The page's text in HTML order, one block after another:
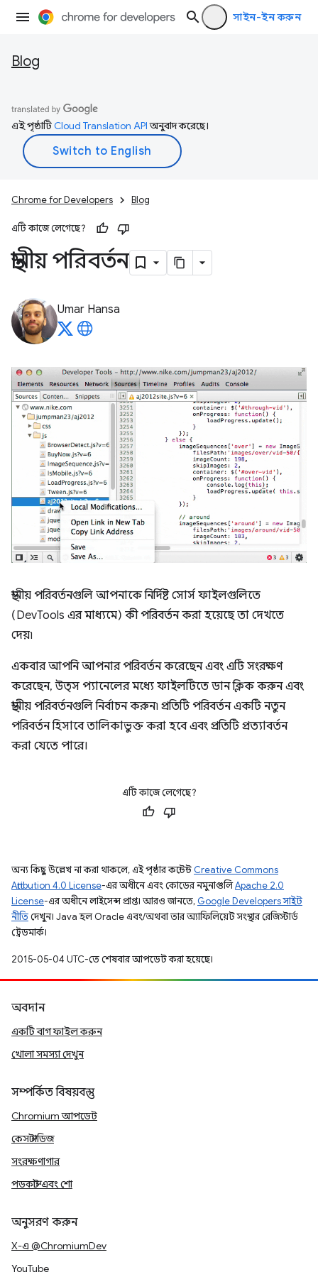
সাইন-ইন করুন
Blog
এই পৃষ্ঠাটিCloud Translation APIঅনুবাদ করেছে।
Chrome for Developers Blog
এটি কাজে লেগেছে?
স্থানীয় পরিবর্তন
Umar Hansa
স্থানীয় পরিবর্তনগুলি আপনাকে নির্দিষ্ট সোর্স ফাইলগুলিতে
(DevTools এর মাধ্যমে) কী পরিবর্তন করা হয়েছে তা দেখতে
দেয়৷
একবার আপনি আপনার পরিবর্তন করেছেন এবং এটি সংরক্ষণ
করেছেন, উত্স প্যানেলের মধ্যে ফাইলটিতে ডান ক্লিক করুন এবং
স্থানীয় পরিবর্তনগুলি নির্বাচন করুন৷ প্রতিটি পরিবর্তন একটি নতুন
পরিবর্তন হিসাবে তালিকাভুক্ত করা হবে এবং প্রতিটি প্রত্যাবর্তন
করা যেতে পারে।
এটি কাজে লেগেছে?
অন্য কিছু উল্লেখ না করা থাকলে, এই পৃষ্ঠার কন্টেন্ট Creative Commons
Attribution 4.0 License-এর অধীনে এবং কোডের নমুনাগুলিApache 2.0
License-এর অধীনে লাইসেন্স প্রাপ্ত। আরও জানতে, Google Developers সাইট
নীতিদেখুন। Java হল Oracle এবং/অথবা তার অ্যাফিলিয়েট সংস্থার রেজিস্টার্ড
ট্রেডমার্ক।
2015-05-04 UTC-তে শেষবার আপডেট করা হয়েছে।
অবদান
একটি বাগ ফাইল করুন
খোলা সমস্যা দেখুন
সম্পর্কিত বিষয়বস্তু
Chromium আপডেট
কেস স্টাডিজ
সংরক্ষণাগার
পডকাস্ট এবং শো
অনুসরণ করুন
X-এ @ChromiumDev
YouTube